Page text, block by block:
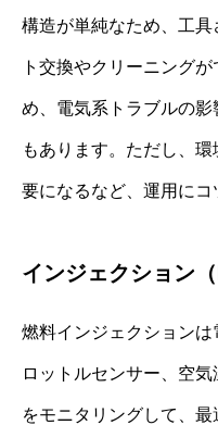
構造が単純なため、工
ト交換やクリーニング
め、電気系トラブルの影
もあります。ただし、
要になるなど、運用にコ
インジェクション
燃料インジェクション
ロットルセンサー、空
をモニタリングして、最